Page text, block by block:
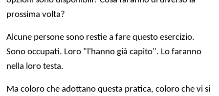
prossima volta?
Alcune persone sono restie a fare questo esercizio.
Sono occupati. Loro "l'hanno già capito". Lo faranno
nella loro testa.
Ma coloro che adottano questa pratica, coloro che vi si